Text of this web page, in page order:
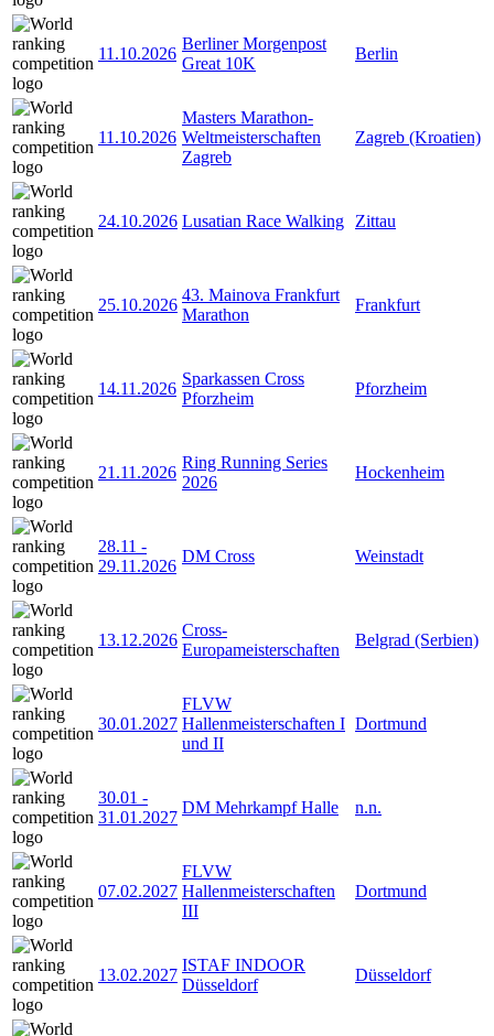
11.10.2026
Berliner Morgenpost
Great 10K
Berlin
11.10.2026
Masters Marathon-
Weltmeisterschaften
Zagreb
Zagreb (Kroatien)
24.10.2026 Lusatian Race Walking Zittau
25.10.2026
43. Mainova Frankfurt
Marathon
Frankfurt
14.11.2026
Sparkassen Cross
Pforzheim
Pforzheim
21.11.2026
Ring Running Series
2026
Hockenheim
28.11 -
29.11.2026
DM Cross Weinstadt
13.12.2026
Cross-
Europameisterschaften
Belgrad (Serbien)
30.01.2027
FLVW
Hallenmeisterschaften I
und II
Dortmund
30.01 -
31.01.2027
DM Mehrkampf Halle n.n.
07.02.2027
FLVW
Hallenmeisterschaften
III
Dortmund
13.02.2027
ISTAF INDOOR
Düsseldorf
Düsseldorf